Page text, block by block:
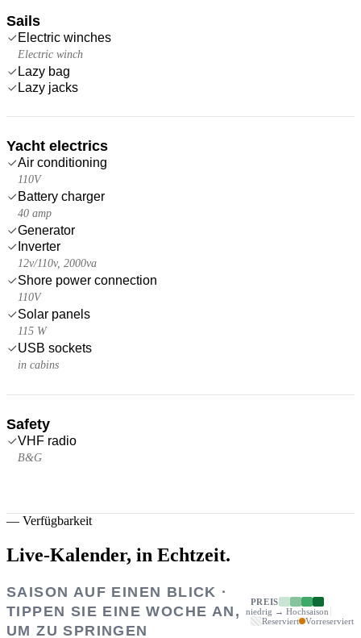
Sails
Electric winches
Electric winch
Lazy bag
Lazy jacks
Yacht electrics
Air conditioning
110V
Battery charger
40 amp
Generator
Inverter
12v/110v, 2000va
Shore power connection
110V
Solar panels
115 W
USB sockets
in cabins
Safety
VHF radio
B&G
— Verfügbarkeit
Live-Kalender, in Echtzeit.
SAISON AUF EINEN BLICK ·
TIPPEN SIE EINE WOCHE AN,
UM ZU SPRINGEN
PREIS
niedrig → Hochsaison
Reserviert
Vorreserviert